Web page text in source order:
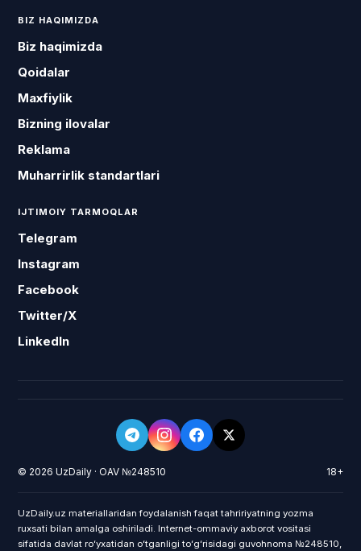
BIZ HAQIMIZDA
Biz haqimizda
Qoidalar
Maxfiylik
Bizning ilovalar
Reklama
Muharrirlik standartlari
IJTIMOIY TARMOQLAR
Telegram
Instagram
Facebook
Twitter/X
LinkedIn
© 2026 UzDaily · OAV №248510 18+
UzDaily.uz materiallaridan foydalanish faqat tahririyatning yozma
ruxsati bilan amalga oshiriladi. Internet-ommaviy axborot vositasi
sifatida davlat roʻyxatidan oʻtganligi toʻgʻrisidagi guvohnoma №248510,